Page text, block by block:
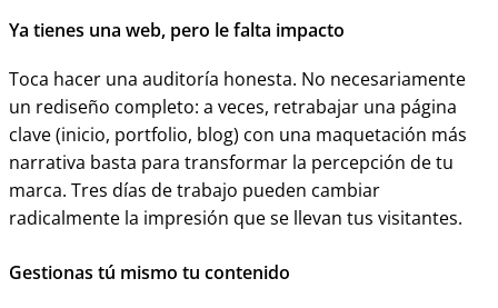
Ya tienes una web, pero le falta impacto
Toca hacer una auditoría honesta. No necesariamente
un rediseño completo: a veces, retrabajar una página
clave (inicio, portfolio, blog) con una maquetación más
narrativa basta para transformar la percepción de tu
marca. Tres días de trabajo pueden cambiar
radicalmente la impresión que se llevan tus visitantes.
Gestionas tú mismo tu contenido